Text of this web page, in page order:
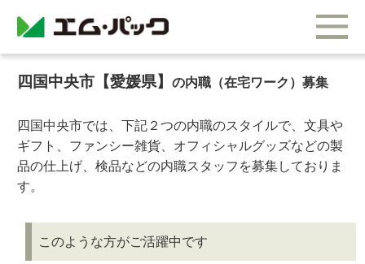
四国中央市【愛媛県】 の内職（在宅ワーク）募集
四国中央市では、下記２つの内職のスタイルで、文具や
ギフト、ファンシー雑貨、オフィシャルグッズなどの製
品の仕上げ、検品などの内職スタッフを募集しておりま
す。
このような方がご活躍中です